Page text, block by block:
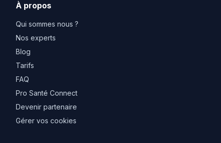
À propos
Qui sommes nous ?
Nos experts
Blog
Tarifs
FAQ
Pro Santé Connect
Devenir partenaire
Gérer vos cookies